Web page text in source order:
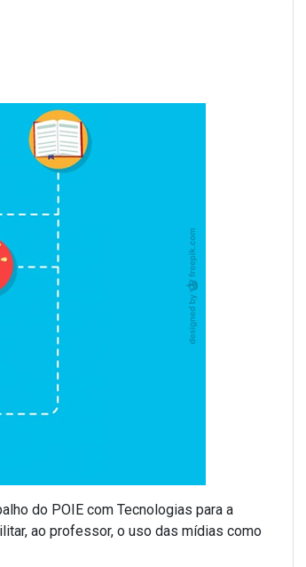
do POIE com Tecnologias para a
ao professor, o uso das mídias como